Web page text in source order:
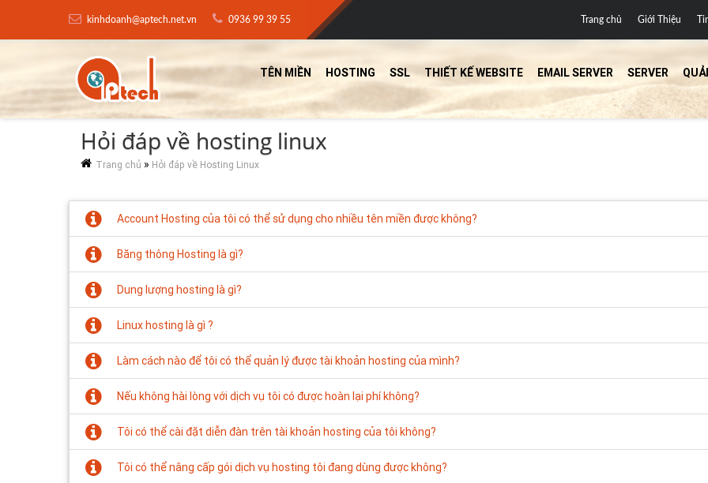
kinhdoanh@aptech.net.vn 0936 99 39 55 Trang chủ Giới Thiệu
TÊN MIỀN HOSTING SSL THIẾT KẾ WEBSITE EMAIL SERVER SERVER
Hỏi đáp về hosting linux
Trang chủ » Hỏi đáp về Hosting Linux
Account Hosting của tôi có thể sử dụng cho nhiều tên miền được không?
Băng thông Hosting là gì?
Dung lượng hosting là gì?
Linux hosting là gì ?
Làm cách nào để tôi có thể quản lý được tài khoản hosting của mình?
Nếu không hài lòng với dịch vụ tôi có được hoàn lại phí không?
Tôi có thể cài đặt diễn đàn trên tài khoản hosting của tôi không?
Tôi có thể nâng cấp gói dịch vụ hosting tôi đang dùng được không?